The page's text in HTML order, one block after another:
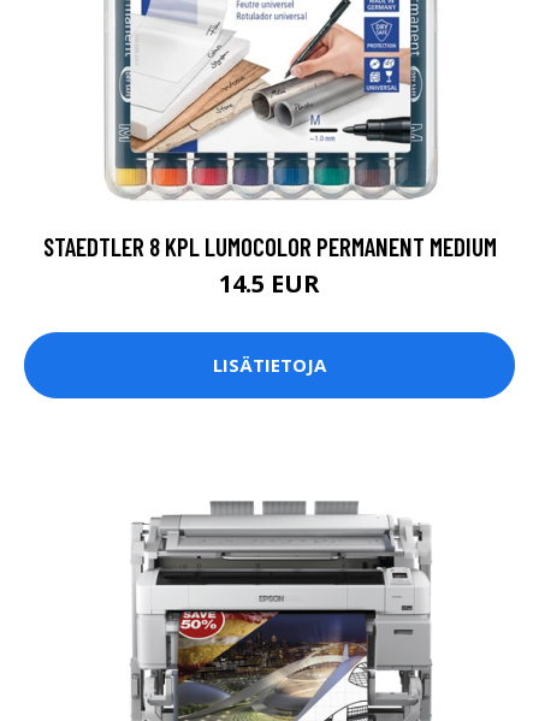
STAEDTLER 8 KPL LUMOCOLOR PERMANENT MEDIUM
14.5 EUR
LISÄTIETOJA